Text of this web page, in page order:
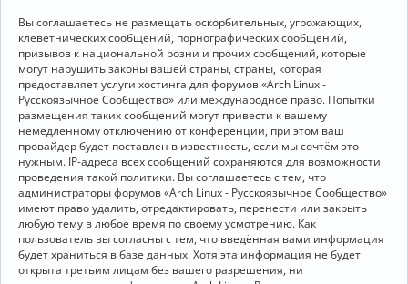
Вы соглашаетесь не размещать оскорбительных, угрожающих,
клеветнических сообщений, порнографических сообщений,
призывов к национальной розни и прочих сообщений, которые
могут нарушить законы вашей страны, страны, которая
предоставляет услуги хостинга для форумов «Arch Linux -
Русскоязычное Сообщество» или международное право. Попытки
размещения таких сообщений могут привести к вашему
немедленному отключению от конференции, при этом ваш
провайдер будет поставлен в известность, если мы сочтём это
нужным. IP-адреса всех сообщений сохраняются для возможности
проведения такой политики. Вы соглашаетесь с тем, что
администраторы форумов «Arch Linux - Русскоязычное Сообщество»
имеют право удалить, отредактировать, перенести или закрыть
любую тему в любое время по своему усмотрению. Как
пользователь вы согласны с тем, что введённая вами информация
будет храниться в базе данных. Хотя эта информация не будет
открыта третьим лицам без вашего разрешения, ни